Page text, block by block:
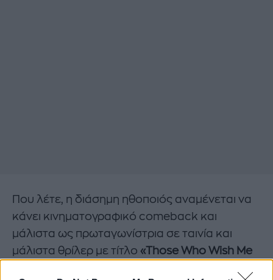
Που λέτε, η διάσημη ηθοποιός αναμένεται να
κάνει κινηματογραφικό comeback και
μάλιστα ως πρωταγωνίστρια σε ταινία και
μάλιστα θρίλερ με τίτλο «Those Who Wish Me